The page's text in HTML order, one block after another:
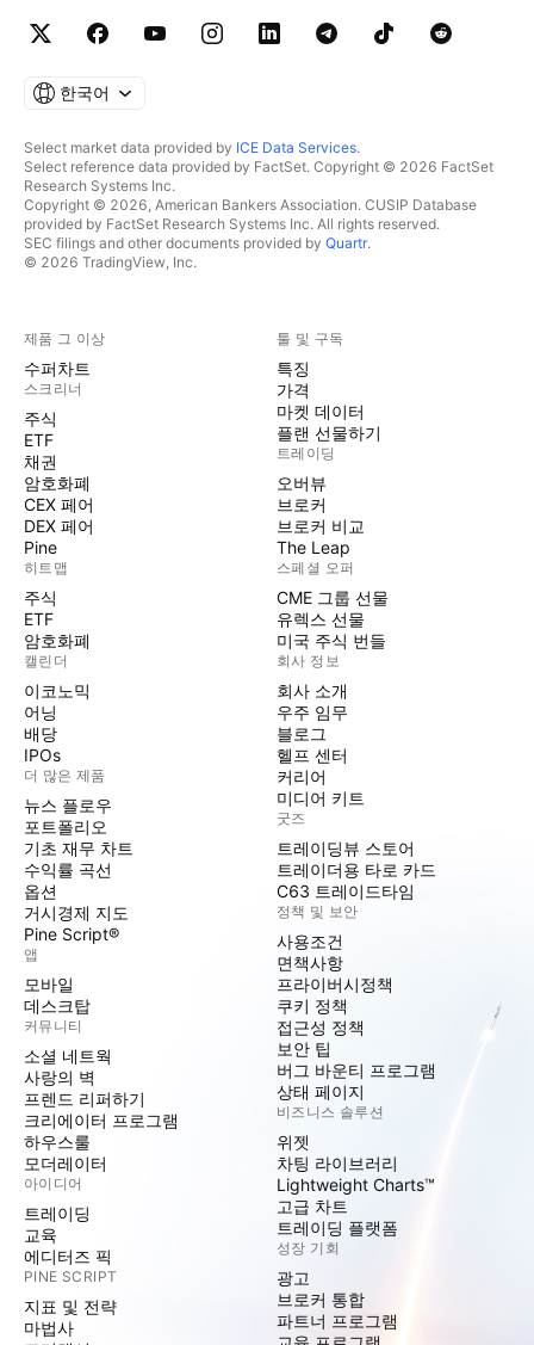
한국어
Select market data provided by ICE Data Services.
Select reference data provided by FactSet. Copyright © 2026 FactSet
Research Systems Inc.
Copyright © 2026, American Bankers Association. CUSIP Database
provided by FactSet Research Systems Inc. All rights reserved.
SEC filings and other documents provided by Quartr.
© 2026 TradingView, Inc.
제품 그 이상
수퍼차트
스크리너
주식
ETF
채권
암호화폐
CEX 페어
DEX 페어
Pine
히트맵
주식
ETF
암호화폐
캘린더
이코노믹
어닝
배당
IPOs
더 많은 제품
뉴스 플로우
포트폴리오
기초 재무 차트
수익률 곡선
옵션
거시경제 지도
Pine Script®
앱
모바일
데스크탑
커뮤니티
소셜 네트웍
사랑의 벽
프렌드 리퍼하기
크리에이터 프로그램
하우스룰
모더레이터
아이디어
트레이딩
교육
에디터즈 픽
PINE SCRIPT
지표 및 전략
마법사
툴 및 구독
특징
가격
마켓 데이터
플랜 선물하기
트레이딩
오버뷰
브로커
브로커 비교
The Leap
스페셜 오퍼
CME 그룹 선물
유렉스 선물
미국 주식 번들
회사 정보
회사 소개
우주 임무
블로그
헬프 센터
커리어
미디어 키트
굿즈
트레이딩뷰 스토어
트레이더용 타로 카드
C63 트레이드타임
정책 및 보안
사용조건
면책사항
프라이버시정책
쿠키 정책
접근성 정책
보안 팁
버그 바운티 프로그램
상태 페이지
비즈니스 솔루션
위젯
차팅 라이브러리
Lightweight Charts™
고급 차트
트레이딩 플랫폼
성장 기회
광고
브로커 통합
파트너 프로그램